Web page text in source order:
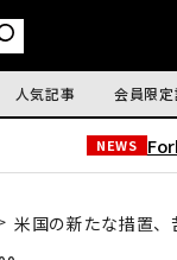
人気記事 会員限定
NEWS
米国の新たな措置